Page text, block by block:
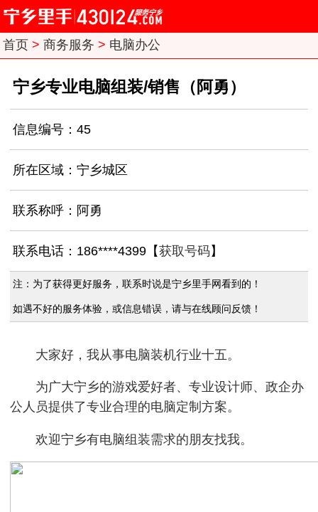
首页> 商务服务 > 电脑办公
宁乡专业电脑组装/销售（阿勇）
信息编号：45
所在区域：宁乡城区
联系称呼：阿勇
联系电话：186****4399【获取号码 】
注：为了获得更好服务，联系时说是宁乡里手网看到的！
如遇不好的服务体验，或信息错误，请与在线顾问反馈！
大家好，我从事电脑装机行业十五。
为广大宁乡的游戏爱好者、专业设计师、政企办
公人员提供了专业合理的电脑定制方案。
欢迎宁乡有电脑组装需求的朋友找我。